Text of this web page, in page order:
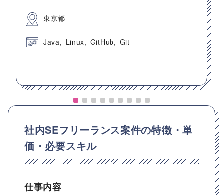
東京都
Java Linux GitHub Git
社内SEフリーランス案件の特徴・単
価・必要スキル
仕事内容